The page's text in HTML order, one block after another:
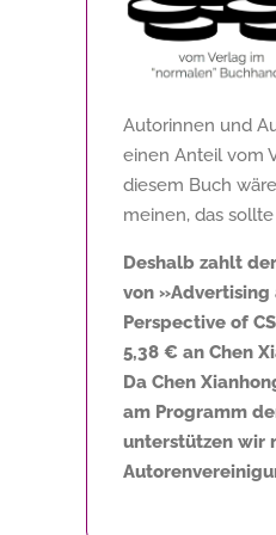
Autorinnen und
einen Anteil vom
diesem Buch
meinen, das
Deshalb zahlt
von »Advertising
Perspective of
5,38 € an Chen
Da Chen
am Programm
unterstützen wir